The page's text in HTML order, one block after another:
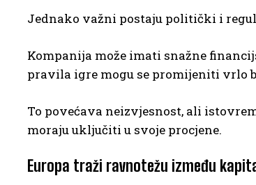
Jednako važni postaju politički i
Kompanija može imati snažne
pravila igre mogu se promijeniti vrlo
To povećava neizvjesnost, ali
moraju uključiti u svoje procjene.
Europa traži ravnotežu između